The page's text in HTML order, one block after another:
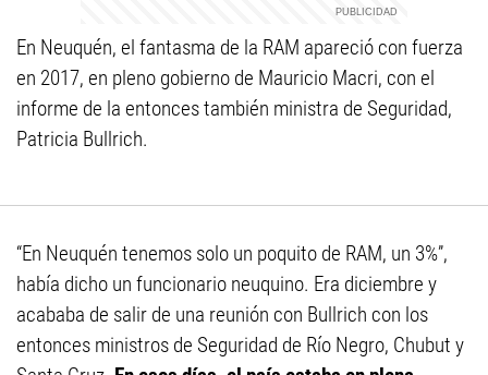
En Neuquén, el fantasma de la RAM apareció con fuerza
en 2017, en pleno gobierno de Mauricio Macri, con el
informe de la entonces también ministra de Seguridad,
Patricia Bullrich.
“En Neuquén tenemos solo un poquito de RAM, un 3%”,
había dicho un funcionario neuquino. Era diciembre y
acababa de salir de una reunión con Bullrich con los
entonces ministros de Seguridad de Río Negro, Chubut y